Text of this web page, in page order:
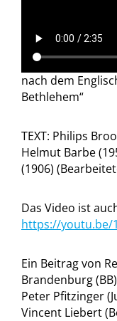
nach dem
Bethlehem“
TEXT: Philips
Helmut Barbe
(1906)
Das Video ist
https://youtu.be/
Ein Beitrag von
Brandenburg
Peter Pfitzinger
Vincent Liebert